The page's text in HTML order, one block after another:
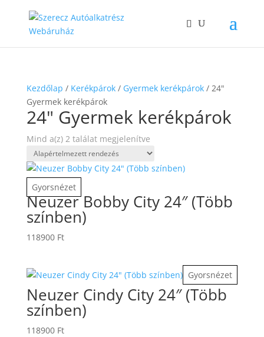
Kezdőlap / Kerékpárok/ Gyermek kerékpárok/ 24"
Gyermek kerékpárok
24" Gyermek kerékpárok
Mind a(z) 2 találat megjelenítve
Gyorsnézet
Neuzer Bobby City 24″ (Több
színben)
118900 Ft
Gyorsnézet
Neuzer Cindy City 24″ (Több
színben)
118900 Ft